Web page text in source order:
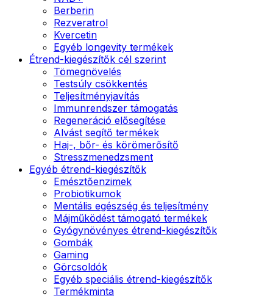
Berberin
Rezveratrol
Kvercetin
Egyéb longevity termékek
Étrend-kiegészítők cél szerint
Tömegnövelés
Testsúly csökkentés
Teljesítményjavítás
Immunrendszer támogatás
Regeneráció elősegítése
Alvást segítő termékek
Haj-, bőr- és körömerősítő
Stresszmenedzsment
Egyéb étrend-kiegészítők
Emésztőenzimek
Probiotikumok
Mentális egészség és teljesítmény
Májműködést támogató termékek
Gyógynövényes étrend-kiegészítők
Gombák
Gaming
Görcsoldók
Egyéb speciális étrend-kiegészítők
Termékminta